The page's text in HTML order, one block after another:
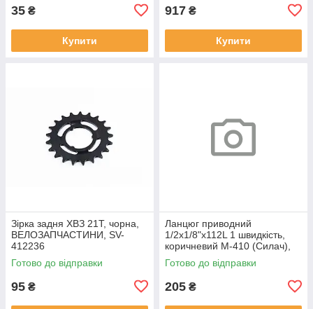
35 ₴
Купити
917 ₴
Купити
Зірка задня ХВЗ 21T, чорна,
ВЕЛОЗАПЧАСТИНИ, SV-
412236
Готово до відправки
95 ₴
Ланцюг приводний
1/2х1/8"х112L 1 швидкість,
коричневий M-410 (Силач),
ВЕЛОЗАПЧАСТИНИ, SV-
412658
Готово до відправки
205 ₴